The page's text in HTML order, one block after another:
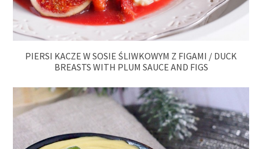
PIERSI KACZE W SOSIE ŚLIWKOWYM Z FIGAMI / DUCK
BREASTS WITH PLUM SAUCE AND FIGS